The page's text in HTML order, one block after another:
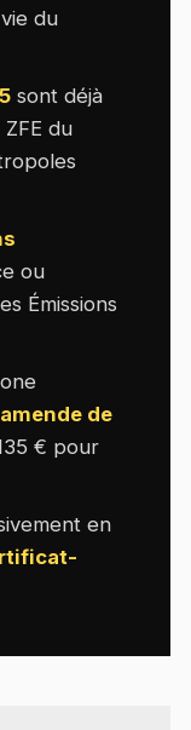
du
sont déjà
du
ou
Émissions
amende de
€ pour
en